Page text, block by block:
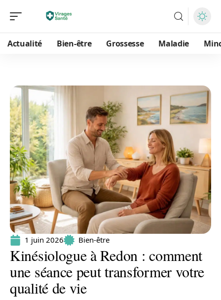
Actualité Bien-être Grossesse Maladie
1 juin 2026 Bien-être
Kinésiologue à Redon : comment
une séance peut transformer votre
qualité de vie